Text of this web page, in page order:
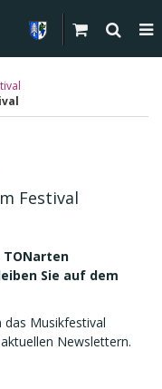
Festival
TONarten
Sie auf dem
das Musikfestival
Newslettern.